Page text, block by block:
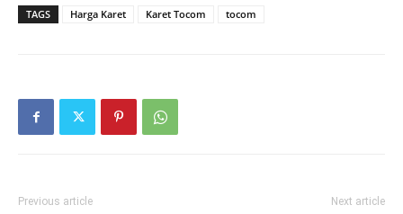
TAGS Harga Karet Karet Tocom tocom
Previous article Next article